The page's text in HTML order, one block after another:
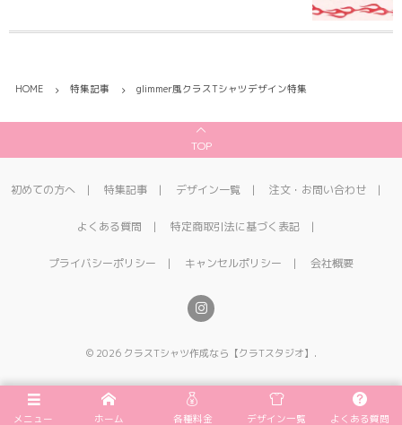
HOME 特集記事 glimmer風クラスTシャツデザイン特集
TOP
初めての方へ 特集記事 デザイン一覧 注文・お問い合わせ
よくある質問 特定商取引法に基づく表記
プライバシーポリシー キャンセルポリシー 会社概要
© 2026 クラスTシャツ作成なら【クラTスタジオ】 .
メニュー ホーム 各種料金 デザイン一覧 よくある質問